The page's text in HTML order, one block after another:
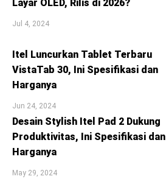
Layar OLED, Rilis di 2026?
Jul 4, 2024
Itel Luncurkan Tablet Terbaru
VistaTab 30, Ini Spesifikasi dan
Harganya
Jun 24, 2024
Desain Stylish Itel Pad 2 Dukung
Produktivitas, Ini Spesifikasi dan
Harganya
May 29, 2024